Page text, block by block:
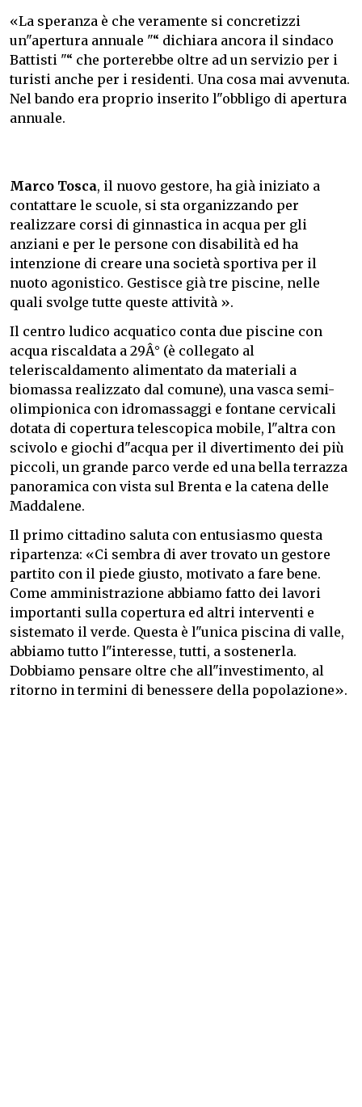
«La speranza è che veramente si concretizzi
un"apertura annuale "“ dichiara ancora il sindaco
Battisti "“ che porterebbe oltre ad un servizio per i
turisti anche per i residenti. Una cosa mai avvenuta.
Nel bando era proprio inserito l"obbligo di apertura
annuale.
Marco Tosca, il nuovo gestore, ha già iniziato a
contattare le scuole, si sta organizzando per
realizzare corsi di ginnastica in acqua per gli
anziani e per le persone con disabilità ed ha
intenzione di creare una società sportiva per il
nuoto agonistico. Gestisce già tre piscine, nelle
quali svolge tutte queste attività ».
Il centro ludico acquatico conta due piscine con
acqua riscaldata a 29Â° (è collegato al
teleriscaldamento alimentato da materiali a
biomassa realizzato dal comune), una vasca semi-
olimpionica con idromassaggi e fontane cervicali
dotata di copertura telescopica mobile, l"altra con
scivolo e giochi d"acqua per il divertimento dei più
piccoli, un grande parco verde ed una bella terrazza
panoramica con vista sul Brenta e la catena delle
Maddalene.
Il primo cittadino saluta con entusiasmo questa
ripartenza: «Ci sembra di aver trovato un gestore
partito con il piede giusto, motivato a fare bene.
Come amministrazione abbiamo fatto dei lavori
importanti sulla copertura ed altri interventi e
sistemato il verde. Questa è l"unica piscina di valle,
abbiamo tutto l"interesse, tutti, a sostenerla.
Dobbiamo pensare oltre che all"investimento, al
ritorno in termini di benessere della popolazione».